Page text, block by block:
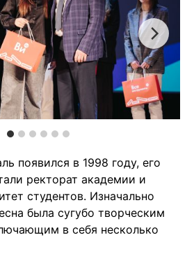
появился в 1998 году, его
ректорат академии и
студентов. Изначально
была сугубо творческим
в себя несколько